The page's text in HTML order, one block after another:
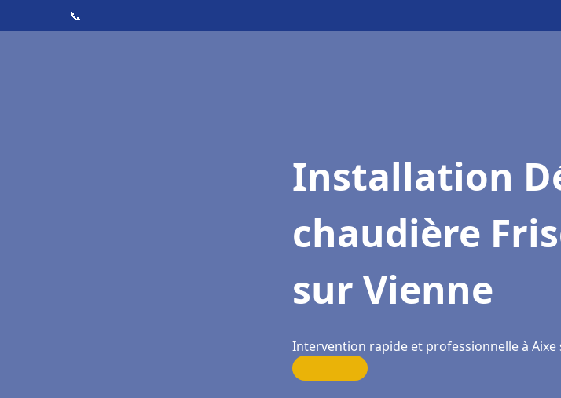
📞
Installation
chaudière
sur Vienne
Intervention rapide et professionnelle à Aixe